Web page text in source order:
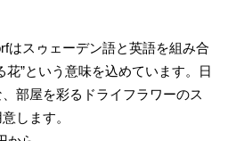
はスゥェーデン語と英語を組み合
花”という意味を込めています。日
部屋を彩るドライフラワーのス
します。